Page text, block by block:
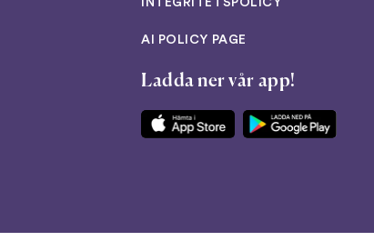
AI POLICY PAGE
Ladda ner vår app!